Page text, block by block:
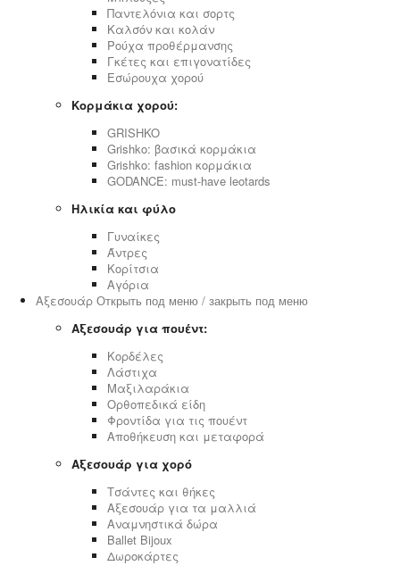
Παντελόνια και σορτς
Καλσόν και κολάν
Ρούχα προθέρμανσης
Γκέτες και επιγονατίδες
Εσώρουχα χορού
Κορμάκια χορού:
GRISHKO
Grishko: βασικά κορμάκια
Grishko: fashion κορμάκια
GODANCE: must-have leotards
Ηλικία και φύλο
Γυναίκες
Άντρες
Κορίτσια
Αγόρια
Αξεσουάρ Открыть под меню / закрыть под меню
Αξεσουάρ για πουέντ:
Κορδέλες
Λάστιχα
Μαξιλαράκια
Ορθοπεδικά είδη
Φροντίδα για τις πουέντ
Αποθήκευση και μεταφορά
Αξεσουάρ για χορό
Τσάντες και θήκες
Αξεσουάρ για τα μαλλιά
Αναμνηστικά δώρα
Ballet Bijoux
Δωροκάρτες